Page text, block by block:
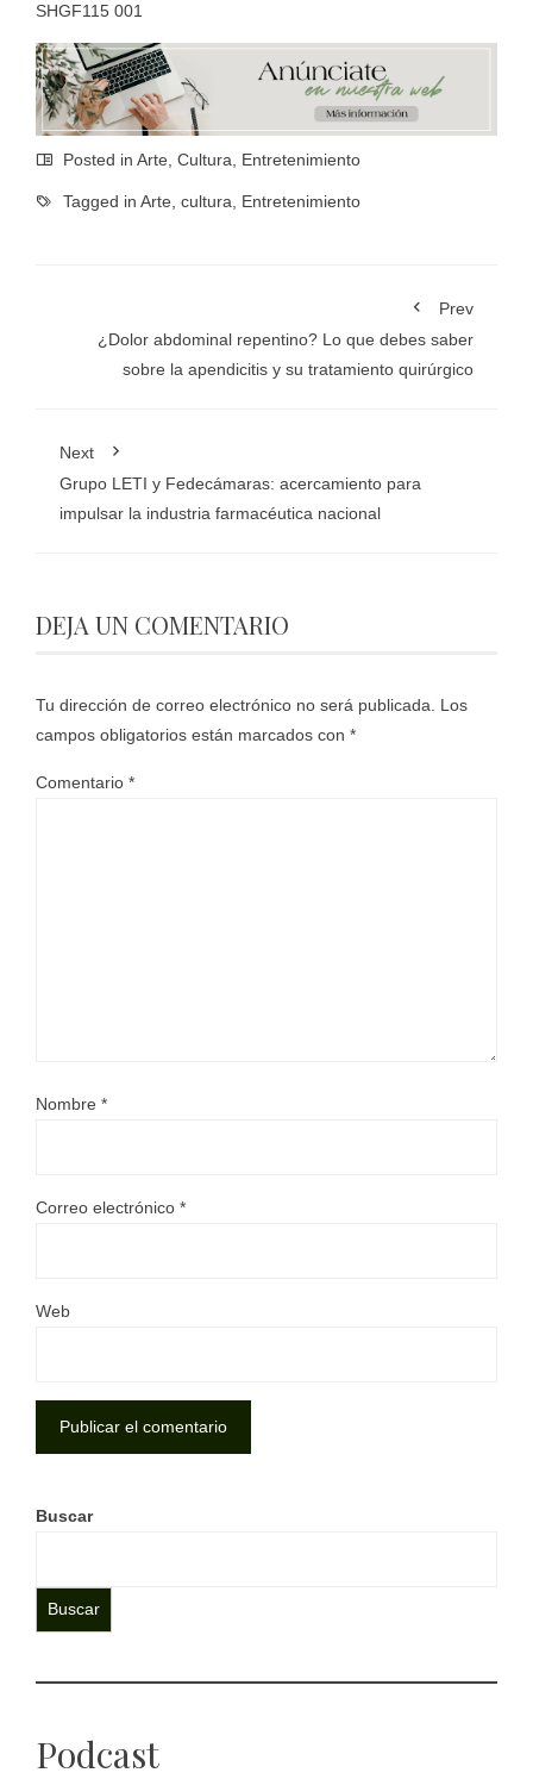
SHGF115 001
Posted in Arte Cultura Entretenimiento
Tagged in Arte cultura Entretenimiento
Prev
¿Dolor abdominal repentino? Lo que debes saber
sobre la apendicitis y su tratamiento quirúrgico
Next
Grupo LETI y Fedecámaras: acercamiento para
impulsar la industria farmacéutica nacional
DEJA UN COMENTARIO
Tu dirección de correo electrónico no será publicada.
Los
campos obligatorios están marcados con *
Comentario *
Nombre *
Correo electrónico *
Web
Buscar
Buscar
Podcast